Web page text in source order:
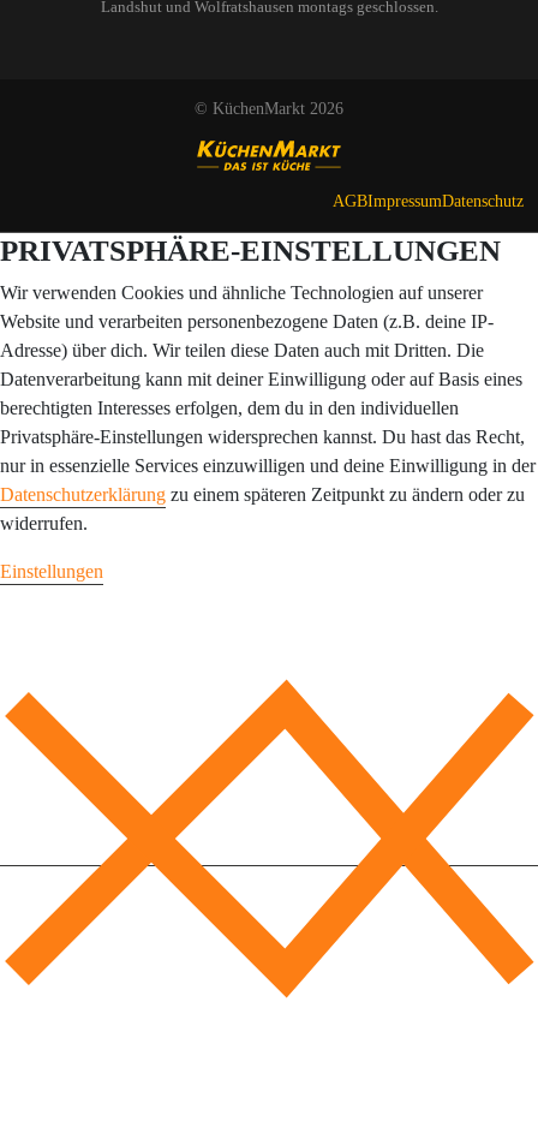
Landshut und Wolfratshausen montags geschlossen.
© KüchenMarkt 2026
AGBImpressumDatenschutz
PRIVATSPHÄRE-EINSTELLUNGEN
Wir verwenden Cookies und ähnliche Technologien auf unserer
Website und verarbeiten personenbezogene Daten (z.B. deine IP-
Adresse) über dich. Wir teilen diese Daten auch mit Dritten. Die
Datenverarbeitung kann mit deiner Einwilligung oder auf Basis eines
berechtigten Interesses erfolgen, dem du in den individuellen
Privatsphäre-Einstellungen widersprechen kannst. Du hast das Recht,
nur in essenzielle Services einzuwilligen und deine Einwilligung in der
Datenschutzerklärung zu einem späteren Zeitpunkt zu ändern oder zu
widerrufen.
Einstellungen